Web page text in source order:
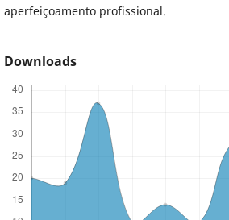
aperfeiçoamento profissional.
Downloads